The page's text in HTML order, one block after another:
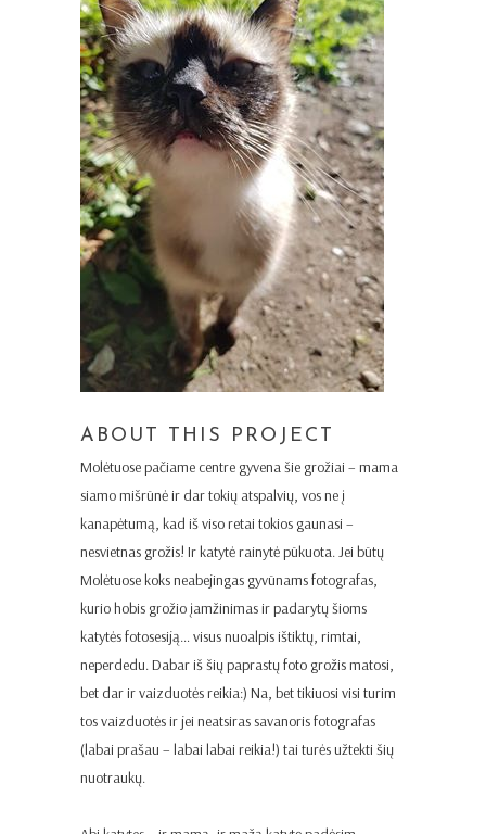
ABOUT THIS PROJECT
Molėtuose pačiame centre gyvena šie grožiai – mama
siamo mišrūnė ir dar tokių atspalvių, vos ne į
kanapėtumą, kad iš viso retai tokios gaunasi –
nesvietnas grožis! Ir katytė rainytė pūkuota. Jei būtų
Molėtuose koks neabejingas gyvūnams fotografas,
kurio hobis grožio įamžinimas ir padarytų šioms
katytės fotosesiją… visus nuoalpis ištiktų, rimtai,
neperdedu. Dabar iš šių paprastų foto grožis matosi,
bet dar ir vaizduotės reikia:) Na, bet tikiuosi visi turim
tos vaizduotės ir jei neatsiras savanoris fotografas
(labai prašau – labai labai reikia!) tai turės užtekti šių
nuotraukų.